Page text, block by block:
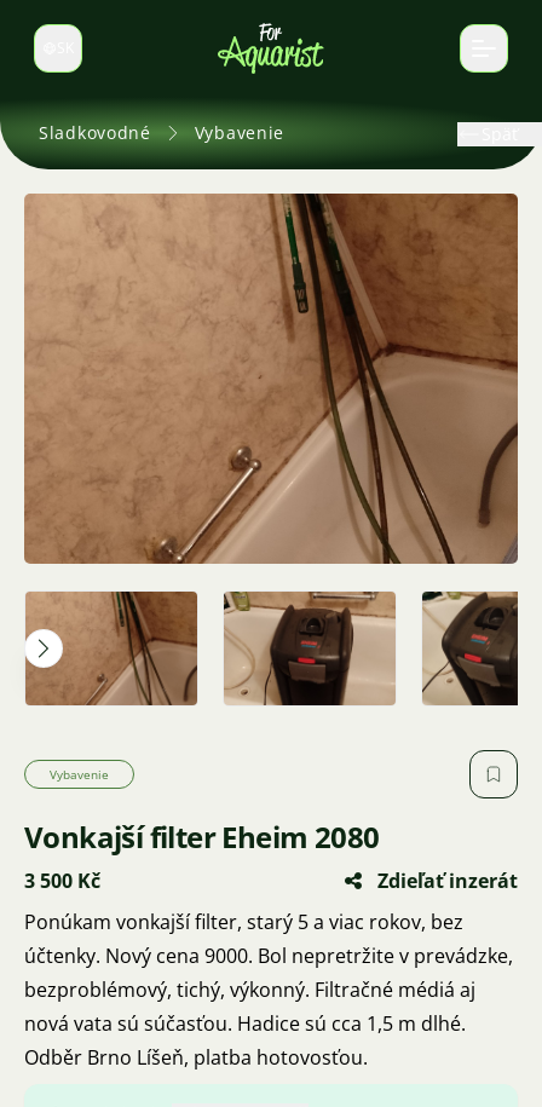
Prepnúť jazyk
Sladkovodné Vybavenie
Vybavenie
Vonkajší filter Eheim 2080
3 500 Kč
Zdieľať inzerát
Ponúkam vonkajší filter, starý 5 a viac rokov, bez
účtenky. Nový cena 9000. Bol nepretržite v prevádzke,
bezproblémový, tichý, výkonný. Filtračné médiá aj
nová vata sú súčasťou. Hadice sú cca 1,5 m dlhé.
Odběr Brno Líšeň, platba hotovosťou.